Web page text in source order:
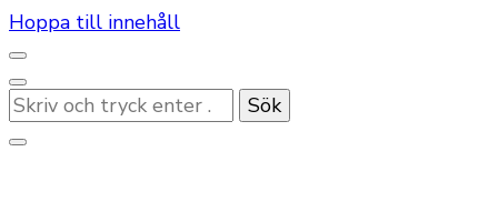
Hoppa till innehåll
Letar
du
efter